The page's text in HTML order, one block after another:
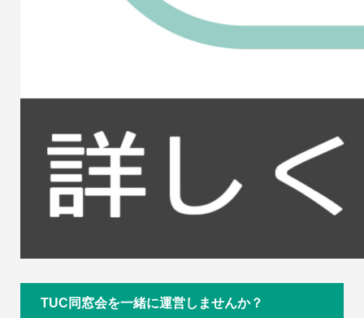
TUC同窓会を一緒に運営しませんか？